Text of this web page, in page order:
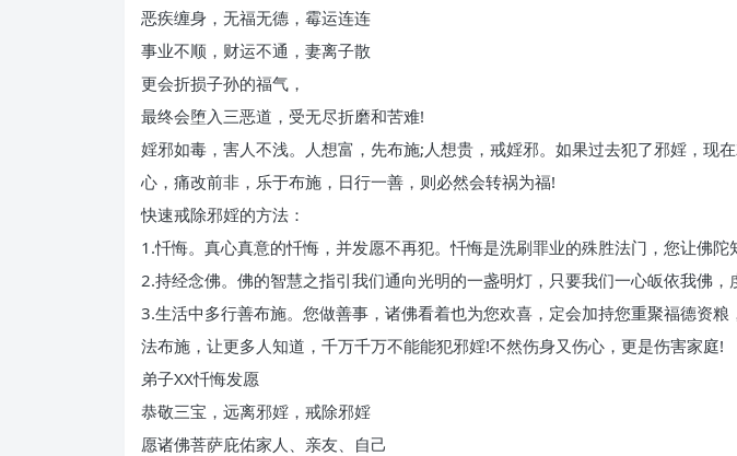
恶疾缠身，无福无德，霉运连连
事业不顺，财运不通，妻离子散
更会折损子孙的福气，
最终会堕入三恶道，受无尽折磨和苦难!
婬邪如毒，害人不浅。人想富，先布施;人想贵，戒婬邪。如果过去犯了邪婬，
心，痛改前非，乐于布施，日行一善，则必然会转祸为福!
快速戒除邪婬的方法：
1.忏悔。真心真意的忏悔，并发愿不再犯。忏悔是洗刷罪业的殊胜法门，您让佛
2.持经念佛。佛的智慧之指引我们通向光明的一盏明灯，只要我们一心皈依我佛
3.生活中多行善布施。您做善事，诸佛看着也为您欢喜，定会加持您重聚福德资
法布施，让更多人知道，千万千万不能能犯邪婬!不然伤身又伤心，更是伤害家庭!
弟子XX忏悔发愿
恭敬三宝，远离邪婬，戒除邪婬
愿诸佛菩萨庇佑家人、亲友、自己